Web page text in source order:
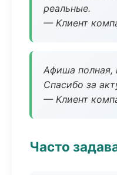
реальные.
— Клиент
Афиша полная,
Спасибо за
— Клиент
Часто